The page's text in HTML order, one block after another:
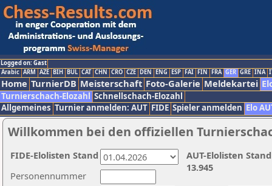
Logged on: Gast
Arabic ARM AZE BIH BUL CAT CHN CRO CZE DEN ENG ESP FAI FIN FRA GER GRE INA
Home TurnierDB Meisterschaft Foto-Galerie Meldekartei
Turnierschach-Elozahl Schnellschach-Elozahl
Allgemeines Turnier anmelden: AUT FIDE Spieler anmelden Elo
Willkommen bei den offiziellen
Personennummer
AUT-Elolisten
13.945
FIDE-Elolisten Stand